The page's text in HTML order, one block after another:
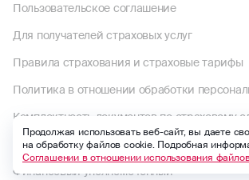
Пользовательское соглашение
Для получателей страховых услуг
Правила страхования и страховые тарифы
Политика в отношении обработки
Комплектность документов по страховому
Выплаты по договорам до 1992 года
Финансовый уполномоченный
Продолжая использовать веб-сайт, вы даете
на обработку файлов cookie. Подробная
Соглашении в отношении использования